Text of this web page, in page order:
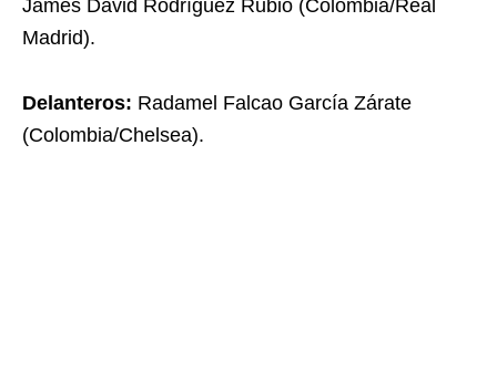
James David Rodríguez Rubio (Colombia/Real
Madrid).
Delanteros: Radamel Falcao García Zárate
(Colombia/Chelsea).